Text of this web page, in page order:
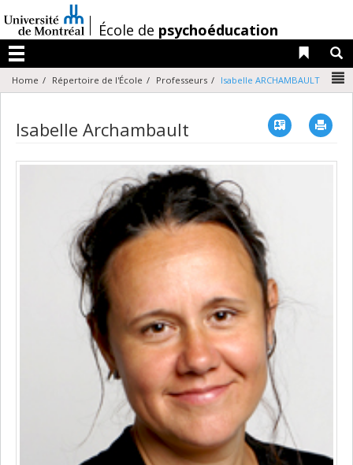
au
contenu
/École de psychoéducation
Menu
Liens
Home Répertoire de l'École Professeurs Isabelle ARCHAMBAULT
Isabelle Archambault Vcard